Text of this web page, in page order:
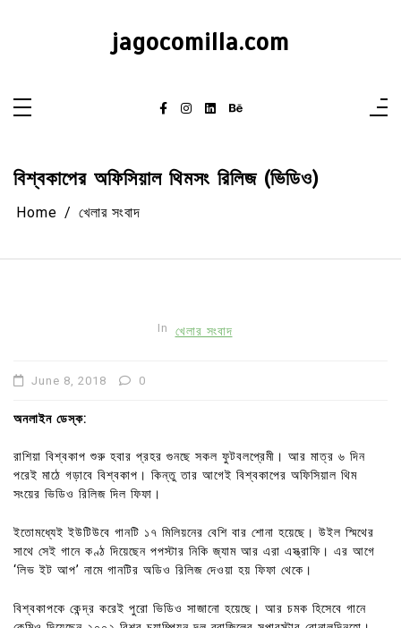
jagocomilla.com
বিশ্বকাপের অফিসিয়াল থিমসং রিলিজ (ভিডিও)
Home খেলার সংবাদ
In খেলার সংবাদ
June 8, 2018 0
অনলাইন ডেস্ক:
রাশিয়া বিশ্বকাপ শুরু হবার প্রহর গুনছে সকল ফুটবলপ্রেমী। আর মাত্র ৬ দিন
পরেই মাঠে গড়াবে বিশ্বকাপ। কিন্তু তার আগেই বিশ্বকাপের অফিসিয়াল থিম
সংয়ের ভিডিও রিলিজ দিল ফিফা।
ইতোমধ্যেই ইউটিউবে গানটি ১৭ মিলিয়নের বেশি বার শোনা হয়েছে। উইল স্মিথের
সাথে সেই গানে কণ্ঠ দিয়েছেন পপস্টার নিকি জ্যাম আর এরা এস্ত্রাফি। এর আগে
‘লিভ ইট আপ’ নামে গানটির অডিও রিলিজ দেওয়া হয় ফিফা থেকে।
বিশ্বকাপকে কেন্দ্র করেই পুরো ভিডিও সাজানো হয়েছে। আর চমক হিসেবে গানে